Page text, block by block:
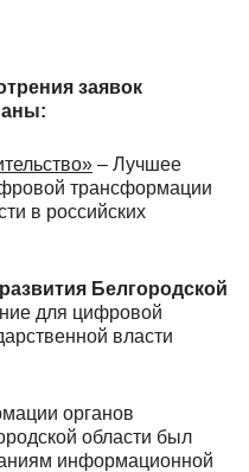
заявок
– Лучшее
трансформации
в российских
Белгородской
для цифровой
власти
органов
области был
информационной